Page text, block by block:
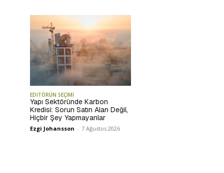
EDİTÖRÜN SEÇİMİ
Yapı Sektöründe Karbon
Kredisi: Sorun Satın Alan Değil,
Hiçbir Şey Yapmayanlar
Ezgi Johansson - 7 Ağustos 2026